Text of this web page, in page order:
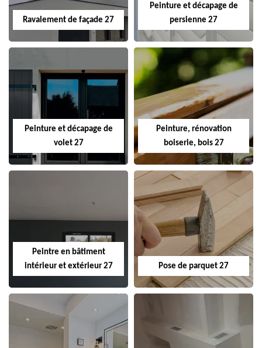
Ravalement de façade 27
Peinture et décapage de
persienne 27
Peinture et décapage de
volet 27
Peinture, rénovation
boiserie, bois 27
Peintre en bâtiment
intérieur et extérieur 27
Pose de parquet 27